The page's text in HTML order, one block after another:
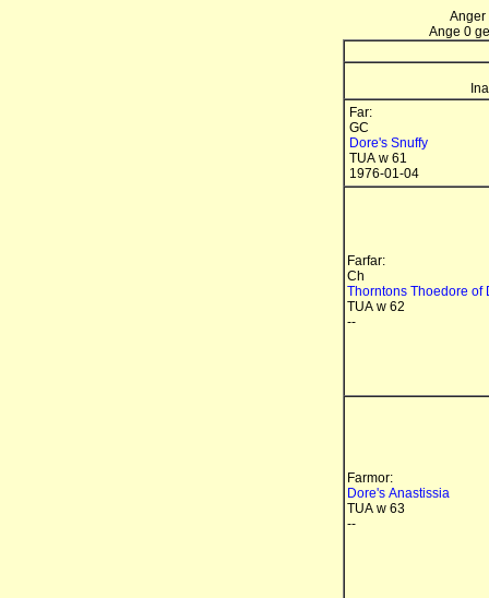
Anger
Ange 0
Far:
GC
Dore's Snuffy
TUA w 61
1976-01-04
Farfar:
Ch
Thorntons Thoedore of
TUA w 62
--
Farmor:
Dore's Anastissia
TUA w 63
--